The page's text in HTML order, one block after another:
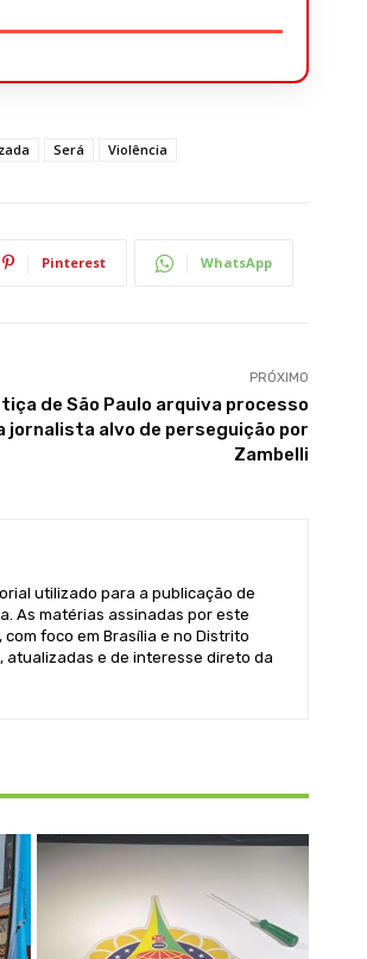
Será Violência
Pinterest WhatsApp
PRÓXIMO
de São Paulo arquiva processo
jornalista alvo de perseguição por
Zambelli
utilizado para a publicação de
As matérias assinadas por este
foco em Brasília e no Distrito
e de interesse direto da